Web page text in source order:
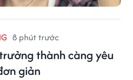
8 phút trước
thành càng yêu
giản